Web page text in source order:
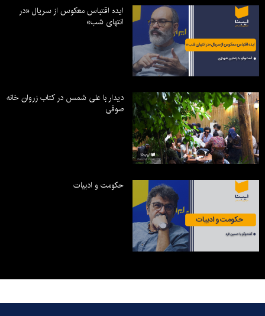
ایده اقتباس معکوس از سریال «در
انتهای شب»
دیدار با علی شمس در کتاب زروان خانه
صوفی
حکومت و ادبیات